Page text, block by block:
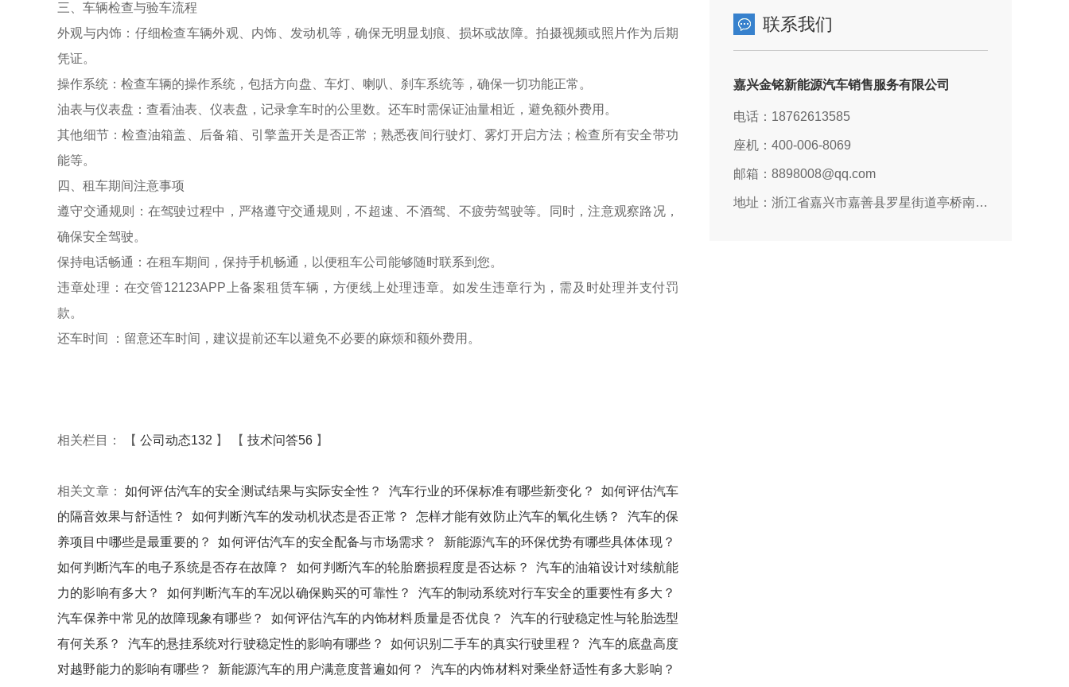
三、车辆检查与验车流程
外观与内饰：仔细检查车辆外观、内饰、发动机等，确保无明显划痕、损坏或故障。拍摄视频或照片作为后期
凭证。
操作系统：检查车辆的操作系统，包括方向盘、车灯、喇叭、刹车系统等，确保一切功能正常。
油表与仪表盘：查看油表、仪表盘，记录拿车时的公里数。还车时需保证油量相近，避免额外费用。
其他细节：检查油箱盖、后备箱、引擎盖开关是否正常；熟悉夜间行驶灯、雾灯开启方法；检查所有安全带功
能等。
四、租车期间注意事项
遵守交通规则：在驾驶过程中，严格遵守交通规则，不超速、不酒驾、不疲劳驾驶等。同时，注意观察路况，
确保安全驾驶。
保持电话畅通：在租车期间，保持手机畅通，以便租车公司能够随时联系到您。
违章处理：在交管12123APP上备案租赁车辆，方便线上处理违章。如发生违章行为，需及时处理并支付罚
款。
还车时间 ：留意还车时间，建议提前还车以避免不必要的麻烦和额外费用。
相关栏目： 【 公司动态132 】 【 技术问答56 】
相关文章：如何评估汽车的安全测试结果与实际安全性？ 汽车行业的环保标准有哪些新变化？
如何评估汽车
的隔音效果与舒适性？
如何判断汽车的发动机状态是否正常？ 怎样才能有效防止汽车的氧化生锈？
汽车的保
养项目中哪些是最重要的？
如何评估汽车的安全配备与市场需求？
新能源汽车的环保优势有哪些具体体现？
如何判断汽车的电子系统是否存在故障？
如何判断汽车的轮胎磨损程度是否达标？
汽车的油箱设计对续航能
力的影响有多大？
如何判断汽车的车况以确保购买的可靠性？
汽车的制动系统对行车安全的重要性有多大？
汽车保养中常见的故障现象有哪些？
如何评估汽车的内饰材料质量是否优良？
汽车的行驶稳定性与轮胎选型
有何关系？
汽车的悬挂系统对行驶稳定性的影响有哪些？ 如何识别二手车的真实行驶里程？
汽车的底盘高度
对越野能力的影响有哪些？
新能源汽车的用户满意度普遍如何？
汽车的内饰材料对乘坐舒适性有多大影响？
联系我们
嘉兴金铭新能源汽车销售服务有限公司
电话：18762613585
座机：400-006-8069
邮箱：8898008@qq.com
地址：浙江省嘉兴市嘉善县罗星街道亭桥南路366号